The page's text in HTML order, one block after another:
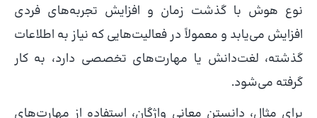
نوع هوش با گذشت زمان و افزایش تجربه‌های فردی
افزایش می‌یابد و معمولاً در فعالیت‌هایی که نیاز به اطلاعات
گذشته، لغت‌دانش یا مهارت‌های تخصصی دارد، به کار
گرفته می‌شود.
برای مثال، دانستن معانی واژگان، استفاده از مهارت‌های